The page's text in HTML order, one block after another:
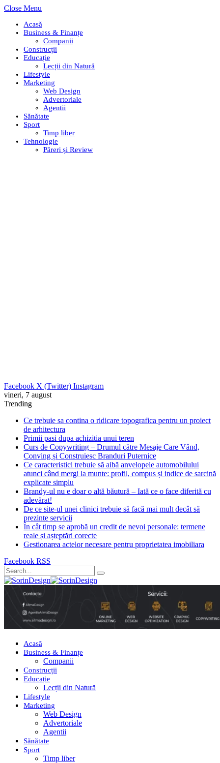
Close Menu
Acasă
Business & Finanțe
Companii
Construcții
Educație
Lecții din Natură
Lifestyle
Marketing
Web Design
Advertoriale
Agentii
Sănătate
Sport
Timp liber
Tehnologie
Păreri și Review
Facebook X (Twitter) Instagram
vineri, 7 august
Trending
Ce trebuie sa contina o ridicare topografica pentru un proiect
de arhitectura
Primii pasi dupa achizitia unui teren
Curs de Copywriting – Drumul către Mesaje Care Vând,
Conving și Construiesc Branduri Puternice
Ce caracteristici trebuie să aibă anvelopele automobilului
atunci când mergi la munte: profil, compus și indice de sarcină
explicate simplu
Brandy-ul nu e doar o altă băutură – Iată ce o face diferită cu
adevărat!
De ce site-ul unei clinici trebuie să facă mai mult decât să
prezinte servicii
În cât timp se aprobă un credit de nevoi personale: termene
reale și așteptări corecte
Gestionarea actelor necesare pentru proprietatea imobiliara
Facebook RSS
Acasă
Business & Finanțe
Companii
Construcții
Educație
Lecții din Natură
Lifestyle
Marketing
Web Design
Advertoriale
Agentii
Sănătate
Sport
Timp liber